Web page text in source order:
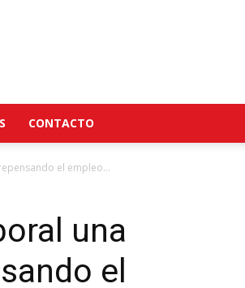
CONTACTO
el empleo...
una
el